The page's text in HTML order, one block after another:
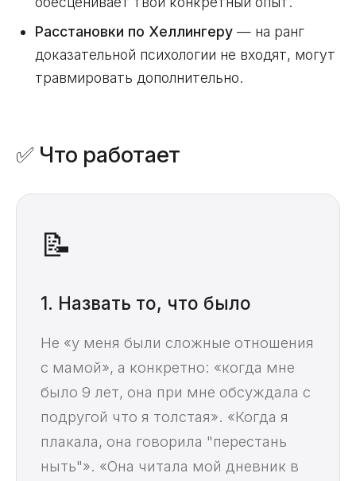
Расстановки по Хеллингеру — на ранг
доказательной психологии не входят, могут
травмировать дополнительно.
✅ Что работает
📝
1. Назвать то, что было
Не «у меня были сложные отношения
с мамой», а конкретно: «когда мне
было 9 лет, она при мне обсуждала с
подругой что я толстая». «Когда я
плакала, она говорила "перестань
ныть"». «Она читала мой дневник в